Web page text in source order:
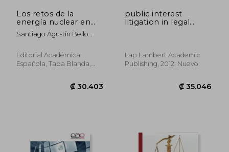
Los retos de la
energía nuclear en
España: Bases para
una propuesta de
Santiago Agustín Bello
Editorial Académica
Española, Tapa Blanda,
public interest
litigation in legal
Lap Lambert Academic
Publishing, 2012, Nuevo